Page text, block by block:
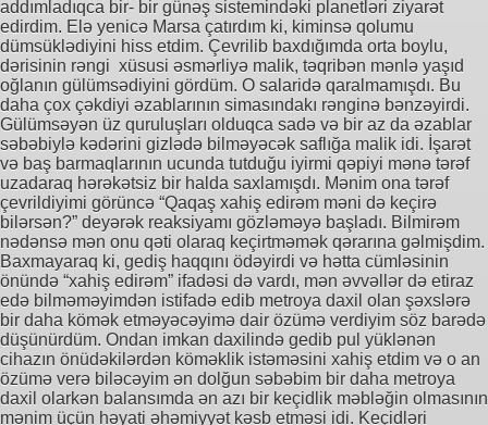
addımladıqca bir- bir günəş sistemindəki planetləri ziyarət
edirdim. Elə yenicə Marsa çatırdım ki, kiminsə qolumu
dümsüklədiyini hiss etdim. Çevrilib baxdığımda orta boylu,
dərisinin rəngi xüsusi əsmərliyə malik, təqribən mənlə yaşıd
oğlanın gülümsədiyini gördüm. O salaridə qaralmamışdı. Bu
daha çox çəkdiyi əzablarının simasındakı rənginə bənzəyirdi.
Gülümsəyən üz quruluşları olduqca sadə və bir az da əzablar
səbəbiylə kədərini gizlədə bilməyəcək saflığa malik idi. İşarət
və baş barmaqlarının ucunda tutduğu iyirmi qəpiyi mənə tərəf
uzadaraq hərəkətsiz bir halda saxlamışdı. Mənim ona tərəf
çevrildiyimi görüncə “Qaqaş xahiş edirəm məni də keçirə
bilərsən?” deyərək reaksiyamı gözləməyə başladı. Bilmirəm
nədənsə mən onu qəti olaraq keçirtməmək qərarına gəlmişdim.
Baxmayaraq ki, gediş haqqını ödəyirdi və hətta cümləsinin
önündə “xahiş edirəm” ifadəsi də vardı, mən əvvəllər də etiraz
edə bilməməyimdən istifadə edib metroya daxil olan şəxslərə
bir daha kömək etməyəcəyimə dair özümə verdiyim söz barədə
düşünürdüm. Ondan imkan daxilində gedib pul yüklənən
cihazın önüdəkilərdən köməklik istəməsini xahiş etdim və o an
özümə verə biləcəyim ən dolğun səbəbim bir daha metroya
daxil olarkən balansımda ən azı bir keçidlik məbləğin olmasının
mənim üçün həyati əhəmiyyət kəsb etməsi idi. Keçidləri